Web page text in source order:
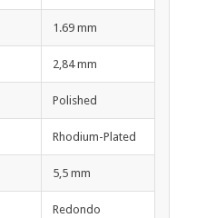
1.69 mm
2,84 mm
Polished
Rhodium-Plated
5,5 mm
Redondo